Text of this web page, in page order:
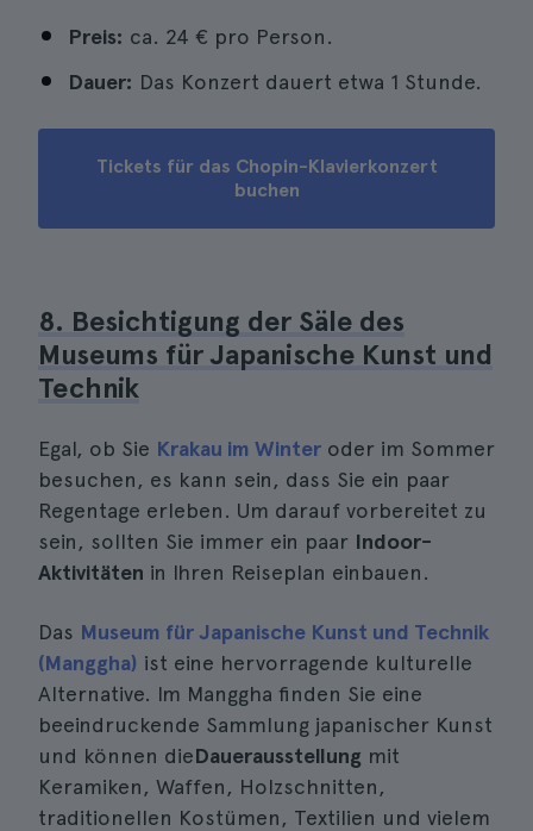
Preis: ca. 24 € pro Person.
Dauer: Das Konzert dauert etwa 1 Stunde.
Tickets für das Chopin-Klavierkonzert
buchen
8. Besichtigung der Säle des
Museums für Japanische Kunst und
Technik
Egal, ob Sie Krakau im Winter oder im Sommer
besuchen, es kann sein, dass Sie ein paar
Regentage erleben. Um darauf vorbereitet zu
sein, sollten Sie immer ein paar Indoor-
Aktivitäten in Ihren Reiseplan einbauen.
Das Museum für Japanische Kunst und Technik
(Manggha) ist eine hervorragende kulturelle
Alternative. Im Manggha finden Sie eine
beeindruckende Sammlung japanischer Kunst
und können dieDauerausstellung mit
Keramiken, Waffen, Holzschnitten,
traditionellen Kostümen, Textilien und vielem